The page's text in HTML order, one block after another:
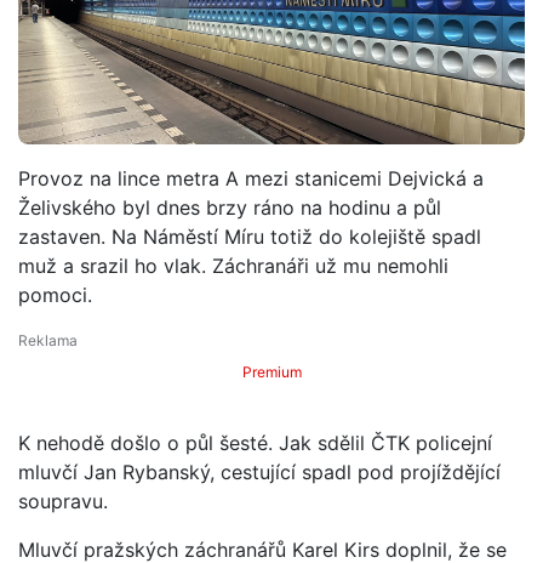
Provoz na lince metra A mezi stanicemi Dejvická a
Želivského byl dnes brzy ráno na hodinu a půl
zastaven. Na Náměstí Míru totiž do kolejiště spadl
muž a srazil ho vlak. Záchranáři už mu nemohli
pomoci.
Premium
K nehodě došlo o půl šesté. Jak sdělil ČTK policejní
mluvčí Jan Rybanský, cestující spadl pod projíždějící
soupravu.
Mluvčí pražských záchranářů Karel Kirs doplnil, že se